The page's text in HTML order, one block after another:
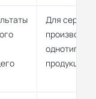
Для
однотипной
продукции